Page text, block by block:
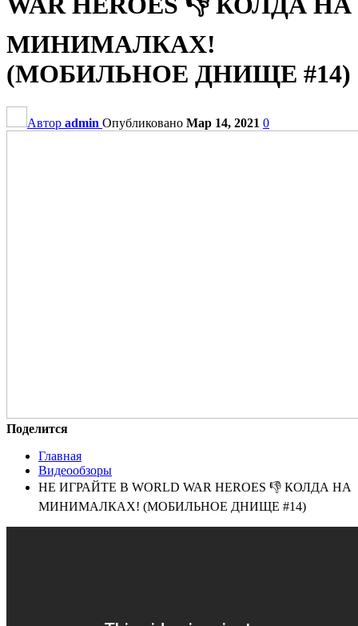
МИНИМАЛКАХ!
(МОБИЛЬНОЕ ДНИЩЕ #14)
Автор admin Опубликовано Мар 14, 2021 0
Поделится
Главная
Видеообзоры
НЕ ИГРАЙТЕ В WORLD WAR HEROES 👎 КОЛДА НА
МИНИМАЛКАХ! (МОБИЛЬНОЕ ДНИЩЕ #14)